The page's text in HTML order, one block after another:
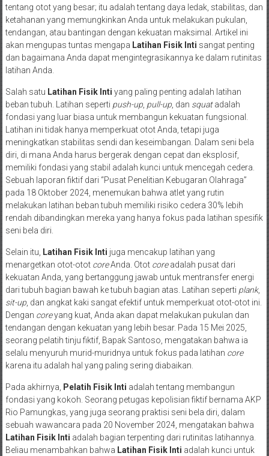
tentang otot yang besar; itu adalah tentang daya ledak, stabilitas, dan
ketahanan yang memungkinkan Anda untuk melakukan pukulan,
tendangan, atau bantingan dengan kekuatan maksimal. Artikel ini
akan mengupas tuntas mengapa Latihan Fisik Inti sangat penting
dan bagaimana Anda dapat mengintegrasikannya ke dalam rutinitas
latihan Anda.
Salah satu Latihan Fisik Inti yang paling penting adalah latihan
beban tubuh. Latihan seperti push-up, pull-up, dan squatadalah
fondasi yang luar biasa untuk membangun kekuatan fungsional.
Latihan ini tidak hanya memperkuat otot Anda, tetapi juga
meningkatkan stabilitas sendi dan keseimbangan. Dalam seni bela
diri, di mana Anda harus bergerak dengan cepat dan eksplosif,
memiliki fondasi yang stabil adalah kunci untuk mencegah cedera.
Sebuah laporan fiktif dari “Pusat Penelitian Kebugaran Olahraga”
pada 18 Oktober 2024, menemukan bahwa atlet yang rutin
melakukan latihan beban tubuh memiliki risiko cedera 30% lebih
rendah dibandingkan mereka yang hanya fokus pada latihan spesifik
seni bela diri.
Selain itu, Latihan Fisik Inti juga mencakup latihan yang
menargetkan otot-otot coreAnda. Otot coreadalah pusat dari
kekuatan Anda, yang bertanggung jawab untuk mentransfer energi
dari tubuh bagian bawah ke tubuh bagian atas. Latihan seperti plank,
sit-up, dan angkat kaki sangat efektif untuk memperkuat otot-otot ini.
Dengan coreyang kuat, Anda akan dapat melakukan pukulan dan
tendangan dengan kekuatan yang lebih besar. Pada 15 Mei 2025,
seorang pelatih tinju fiktif, Bapak Santoso, mengatakan bahwa ia
selalu menyuruh murid-muridnya untuk fokus pada latihan core
karena itu adalah hal yang paling sering diabaikan.
Pada akhirnya, Pelatih Fisik Inti adalah tentang membangun
fondasi yang kokoh. Seorang petugas kepolisian fiktif bernama AKP
Rio Pamungkas, yang juga seorang praktisi seni bela diri, dalam
sebuah wawancara pada 20 November 2024, mengatakan bahwa
Latihan Fisik Inti adalah bagian terpenting dari rutinitas latihannya.
Beliau menambahkan bahwa Latihan Fisik Inti adalah kunci untuk